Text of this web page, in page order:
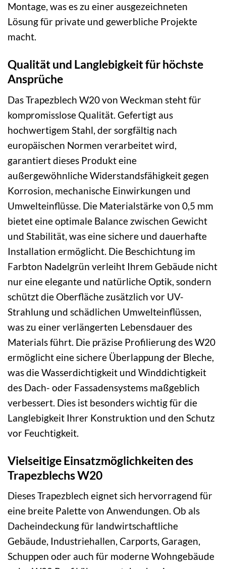
Montage, was es zu einer ausgezeichneten
Lösung für private und gewerbliche Projekte
macht.
Qualität und Langlebigkeit für höchste
Ansprüche
Das Trapezblech W20 von Weckman steht für
kompromisslose Qualität. Gefertigt aus
hochwertigem Stahl, der sorgfältig nach
europäischen Normen verarbeitet wird,
garantiert dieses Produkt eine
außergewöhnliche Widerstandsfähigkeit gegen
Korrosion, mechanische Einwirkungen und
Umwelteinflüsse. Die Materialstärke von 0,5 mm
bietet eine optimale Balance zwischen Gewicht
und Stabilität, was eine sichere und dauerhafte
Installation ermöglicht. Die Beschichtung im
Farbton Nadelgrün verleiht Ihrem Gebäude nicht
nur eine elegante und natürliche Optik, sondern
schützt die Oberfläche zusätzlich vor UV-
Strahlung und schädlichen Umwelteinflüssen,
was zu einer verlängerten Lebensdauer des
Materials führt. Die präzise Profilierung des W20
ermöglicht eine sichere Überlappung der Bleche,
was die Wasserdichtigkeit und Winddichtigkeit
des Dach- oder Fassadensystems maßgeblich
verbessert. Dies ist besonders wichtig für die
Langlebigkeit Ihrer Konstruktion und den Schutz
vor Feuchtigkeit.
Vielseitige Einsatzmöglichkeiten des
Trapezblechs W20
Dieses Trapezblech eignet sich hervorragend für
eine breite Palette von Anwendungen. Ob als
Dacheindeckung für landwirtschaftliche
Gebäude, Industriehallen, Carports, Garagen,
Schuppen oder auch für moderne Wohngebäude